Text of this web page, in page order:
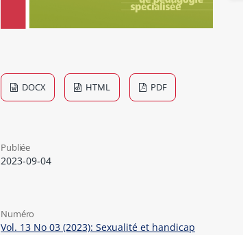
DOCX HTML PDF
Publiée
2023-09-04
Numéro
Vol. 13 No 03 (2023): Sexualité et handicap